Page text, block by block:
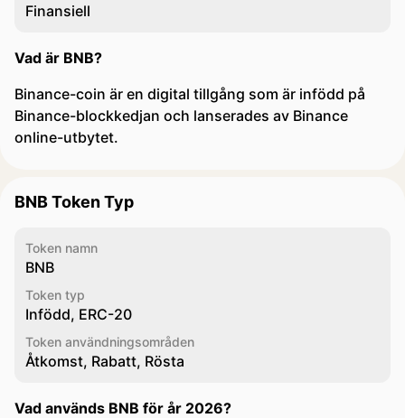
Finansiell
Vad är BNB?
Binance-coin är en digital tillgång som är infödd på
Binance-blockkedjan och lanserades av Binance
online-utbytet.
BNB Token Typ
Token namn
BNB
Token typ
Infödd, ERC-20
Token användningsområden
Åtkomst, Rabatt, Rösta
Vad används BNB för år 2026?